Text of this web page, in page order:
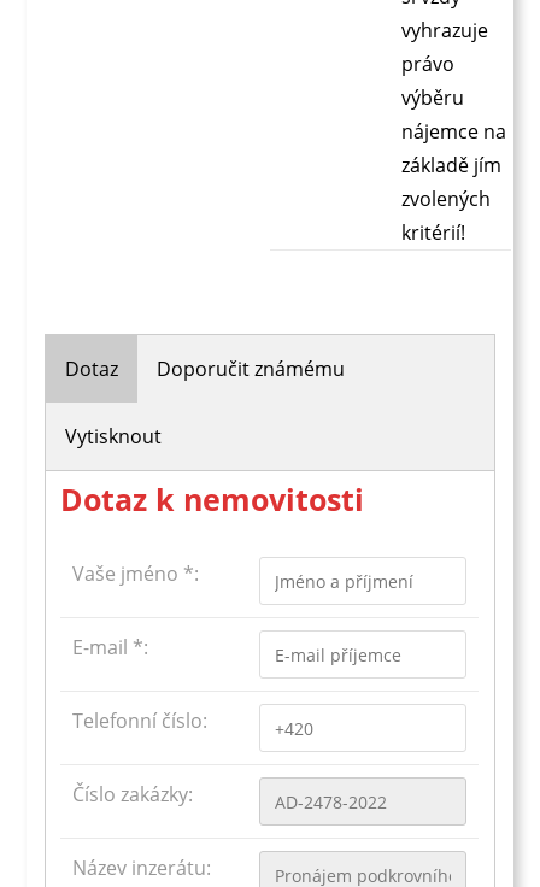
vyhrazuje
právo
výběru
nájemce na
základě jím
zvolených
kritérií!
Dotaz Doporučit známému
Vytisknout
Dotaz k nemovitosti
Vaše jméno *:
E-mail *:
Telefonní číslo:
Číslo zakázky:
Název inzerátu: